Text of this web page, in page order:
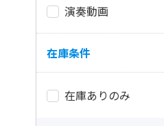
演奏動画
在庫条件
在庫ありのみ